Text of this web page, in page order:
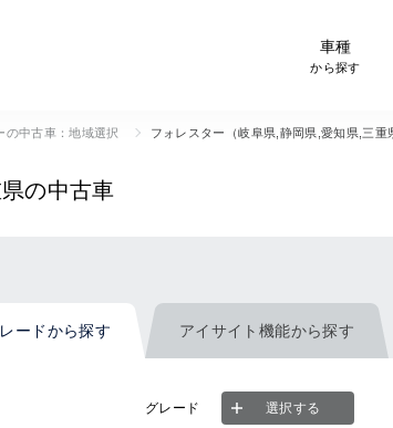
車種
から探す
の中古車：地域選択 フォレスター（岐阜県,静岡県,愛知県,三重
の中古車
ードから探す アイサイト機能から探す
グレード 選択する